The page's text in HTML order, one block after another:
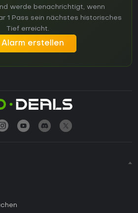
werde benachrichtigt, wenn
1 Pass sein nächstes historisches
Tief erreicht.
Alarm erstellen